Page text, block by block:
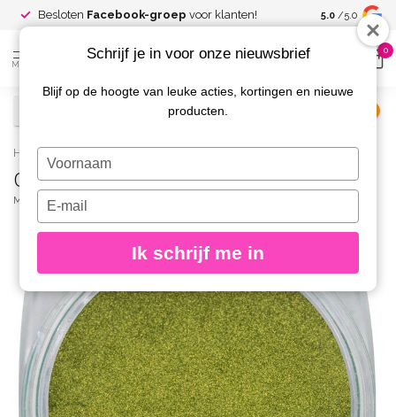
Besloten Facebook-groep voor klanten! Spaar voor
kortingen
5.0 /5.0
MENU
0
Home / Chrome Pigment Gold
Chrome Pigment Gold
MAGNETIC
Schrijf je in voor onze nieuwsbrief
Blijf op de hoogte van leuke acties, kortingen en nieuwe
producten.
Typ
je
naam
Typ
je
e-
in
Ik schrijf me in